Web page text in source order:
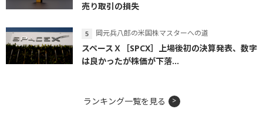
売り取引の損失
岡元兵八郎の米国株マスターへの道
スペースＸ［SPCX］上場後初の決算発表、数字
は良かったが株価が下落...
ランキング一覧を見る